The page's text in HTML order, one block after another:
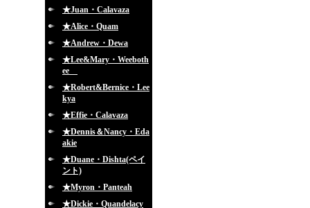
★Juan・Calavaza
★Alice・Quam
★Andrew・Dewa
★Lee&Mary・Weeboth
ee
★Robert&Bernice・Lee
kya
★Effie・Calavaza
★Dennis＆Nancy・Eda
akie
★Duane・Dishta(ペイ
ント)
★Myron・Panteah
★Dickie・Quandelacy